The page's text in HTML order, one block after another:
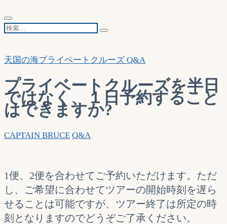
検
天国の海プライベートクルーズ Q&A
プライベートクルーズを半日
ではなく、１日予約すること
はできますか?
CAPTAIN BRUCE Q&A
1便、2便を合わせてご予約いただけます。ただ
し、ご希望に合わせてツアーの開始時刻を遅ら
せることは可能ですが、ツアー終了は所定の時
刻となりますのでどうぞご了承ください。